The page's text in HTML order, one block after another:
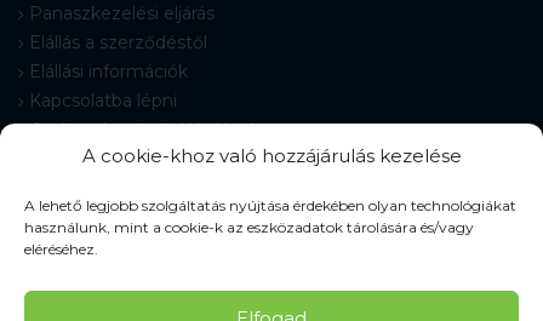
A cookie-khoz való hozzájárulás kezelése
A lehető legjobb szolgáltatás nyújtása érdekében olyan technológiákat
használunk, mint a cookie-k az eszközadatok tárolására és/vagy
eléréséhez.
Panaszkezelési eljárás
Elállás a szerződéstől
Elállási információk
Kapcsolatba lépni
Gyakran Ismételt Kérdések
Cookie-beállítások
© 2026 Pracovné odevy ZIKO s. r. o., minden jog fenntartva.